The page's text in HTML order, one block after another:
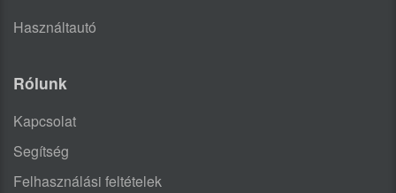
Használtautó
Rólunk
Kapcsolat
Segítség
Felhasználási feltételek